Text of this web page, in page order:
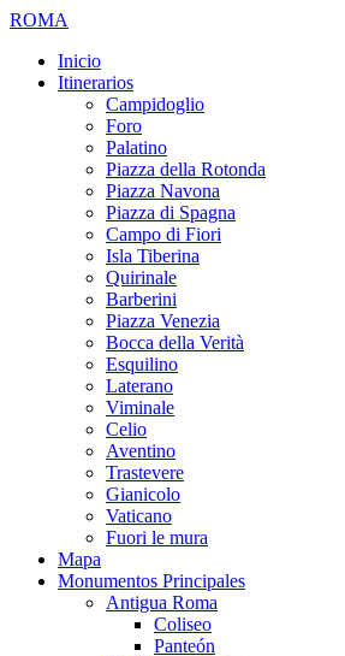
ROMA
Inicio
Itinerarios
Campidoglio
Foro
Palatino
Piazza della Rotonda
Piazza Navona
Piazza di Spagna
Campo di Fiori
Isla Tiberina
Quirinale
Barberini
Piazza Venezia
Bocca della Verità
Esquilino
Laterano
Viminale
Celio
Aventino
Trastevere
Gianicolo
Vaticano
Fuori le mura
Mapa
Monumentos Principales
Antigua Roma
Coliseo
Panteón